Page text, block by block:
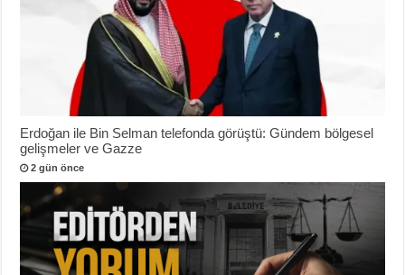
Erdoğan ile Bin Selman telefonda görüştü: Gündem bölgesel
gelişmeler ve Gazze
2 gün önce